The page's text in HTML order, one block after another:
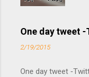
れ
お問
One day tweet
2/19/2015
One day tweet -